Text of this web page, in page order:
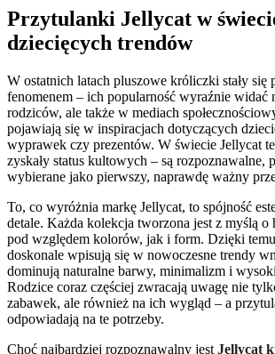
Przytulanki Jellycat w
dziecięcych trendów
W ostatnich latach pluszowe króliczki stały się
fenomenem – ich popularność wyraźnie widać
rodziców, ale także w mediach
pojawiają się w inspiracjach dotyczących
wyprawek czy prezentów. W świecie Jellycat
zyskały status kultowych – są rozpoznawalne,
wybierane jako pierwszy, naprawdę ważny
To, co wyróżnia markę Jellycat, to spójność
detale. Każda kolekcja tworzona jest z myślą
pod względem kolorów, jak i form. Dzięki
doskonale wpisują się w nowoczesne trendy
dominują naturalne barwy, minimalizm i
Rodzice coraz częściej zwracają uwagę nie
zabawek, ale również na ich wygląd – a
odpowiadają na te potrzeby.
Choć najbardziej rozpoznawalny jest Jellycat